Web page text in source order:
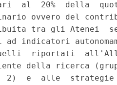
al  20%  della
ovvero del
tra gli Atenei
indicatori
riportati
della ricerca
2)  e  alle  strategie